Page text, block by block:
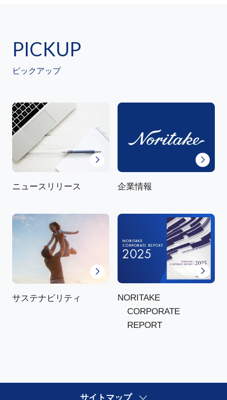
PICKUP
ピックアップ
ニュースリリース 企業情報
サステナビリティ
NORITAKE
CORPORATE
REPORT
サイトマップ